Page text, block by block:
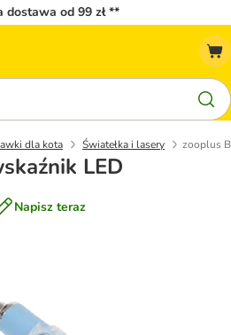
dostawa od 99 zł **
dla kota Światełka i lasery zooplus
LED
Napisz teraz